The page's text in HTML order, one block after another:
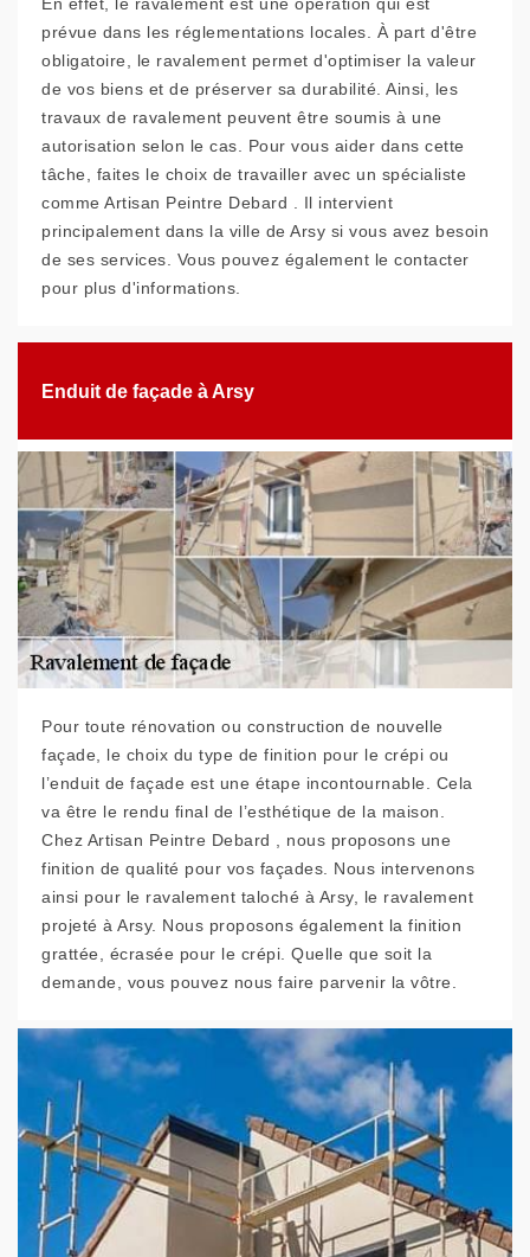
prévue dans les réglementations locales. À part d'être
obligatoire, le ravalement permet d'optimiser la valeur
de vos biens et de préserver sa durabilité. Ainsi, les
travaux de ravalement peuvent être soumis à une
autorisation selon le cas. Pour vous aider dans cette
tâche, faites le choix de travailler avec un spécialiste
comme Artisan Peintre Debard . Il intervient
principalement dans la ville de Arsy si vous avez besoin
de ses services. Vous pouvez également le contacter
pour plus d'informations.
Enduit de façade à Arsy
Pour toute rénovation ou construction de nouvelle
façade, le choix du type de finition pour le crépi ou
l’enduit de façade est une étape incontournable. Cela
va être le rendu final de l’esthétique de la maison.
Chez Artisan Peintre Debard , nous proposons une
finition de qualité pour vos façades. Nous intervenons
ainsi pour le ravalement taloché à Arsy, le ravalement
projeté à Arsy. Nous proposons également la finition
grattée, écrasée pour le crépi. Quelle que soit la
demande, vous pouvez nous faire parvenir la vôtre.